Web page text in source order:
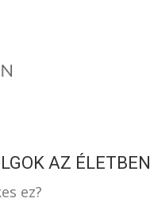
ÉRTÉK AZ ÉLETBEN
ez?